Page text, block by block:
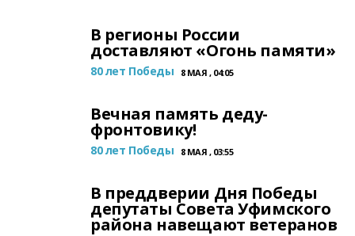
В регионы России
доставляют «Огонь памяти»
80 лет Победы 8 МАЯ , 04:05
Вечная память деду-
фронтовику!
80 лет Победы 8 МАЯ , 03:55
В преддверии Дня Победы
депутаты Совета Уфимского
района навещают ветеранов